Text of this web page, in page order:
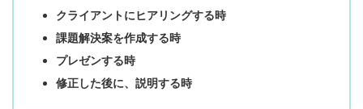
クライアントにヒアリングする時
課題解決案を作成する時
プレゼンする時
修正した後に、説明する時